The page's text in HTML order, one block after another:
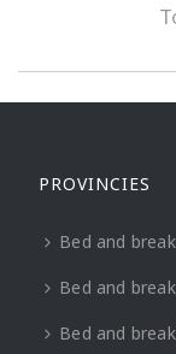
PROVINCIES
Bed and
Bed and
Bed and